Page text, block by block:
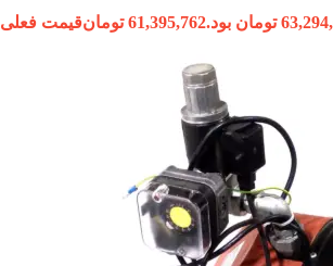
61,395,762 تومانقیمت فعلی 61,395,762 تومان است.